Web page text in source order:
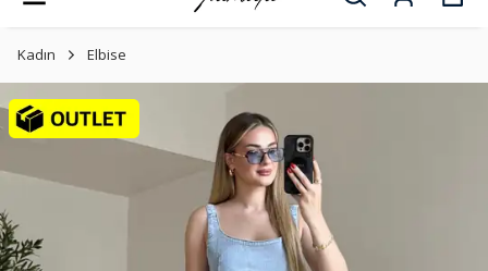
Kadın Elbise